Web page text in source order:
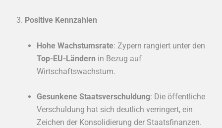
Positive Kennzahlen
Hohe Wachstumsrate: Zypern rangiert unter den
Top-EU-Ländern in Bezug auf
Wirtschaftswachstum.
Gesunkene Staatsverschuldung: Die öffentliche
Verschuldung hat sich deutlich verringert, ein
Zeichen der Konsolidierung der Staatsfinanzen.